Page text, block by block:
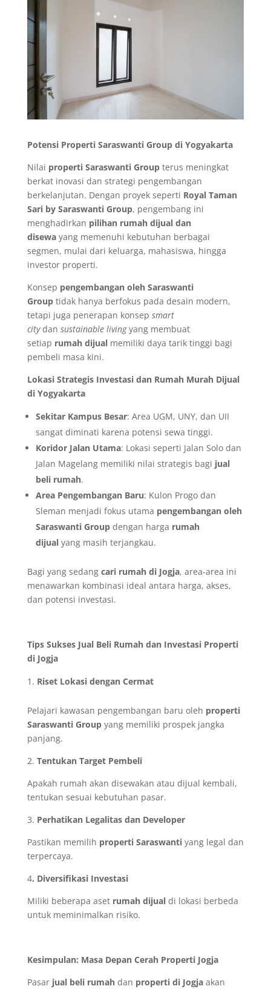
Potensi Properti Saraswanti Group di Yogyakarta
Nilai properti Saraswanti Groupterus meningkat
berkat inovasi dan strategi pengembangan
berkelanjutan. Dengan proyek seperti Royal Taman
Sari by Saraswanti Group, pengembang ini
menghadirkan pilihan rumah dijual dan
disewayang memenuhi kebutuhan berbagai
segmen, mulai dari keluarga, mahasiswa, hingga
investor properti.
Konsep pengembangan oleh Saraswanti
Grouptidak hanya berfokus pada desain modern,
tetapi juga penerapan konsep smart
citydan sustainable livingyang membuat
setiap rumah dijualmemiliki daya tarik tinggi bagi
pembeli masa kini.
Lokasi Strategis Investasi dan Rumah Murah Dijual
di Yogyakarta
Sekitar Kampus Besar: Area UGM, UNY, dan UII
sangat diminati karena potensi sewa tinggi.
Koridor Jalan Utama: Lokasi seperti Jalan Solo dan
Jalan Magelang memiliki nilai strategis bagi jual
beli rumah.
Area Pengembangan Baru: Kulon Progo dan
Sleman menjadi fokus utama pengembangan oleh
Saraswanti Groupdengan harga rumah
dijualyang masih terjangkau.
Bagi yang sedang cari rumah di Jogja, area-area ini
menawarkan kombinasi ideal antara harga, akses,
dan potensi investasi.
Tips Sukses Jual Beli Rumah dan Investasi Properti
di Jogja
Riset Lokasi dengan Cermat
Pelajari kawasan pengembangan baru oleh properti
Saraswanti Groupyang memiliki prospek jangka
panjang.
2. Tentukan Target Pembeli
Apakah rumah akan disewakan atau dijual kembali,
tentukan sesuai kebutuhan pasar.
3. Perhatikan Legalitas dan Developer
Pastikan memilih properti Saraswantiyang legal dan
terpercaya.
4. Diversifikasi Investasi
Miliki beberapa aset rumah dijualdi lokasi berbeda
untuk meminimalkan risiko.
Kesimpulan: Masa Depan Cerah Properti Jogja
Pasar jual beli rumahdan properti di Jogjaakan